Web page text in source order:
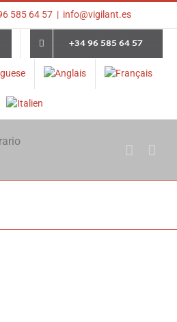
585 64 57 | info@vigilant.es
+34 96 585 64 57